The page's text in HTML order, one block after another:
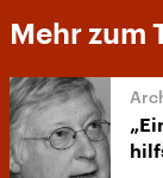
Mehr zum